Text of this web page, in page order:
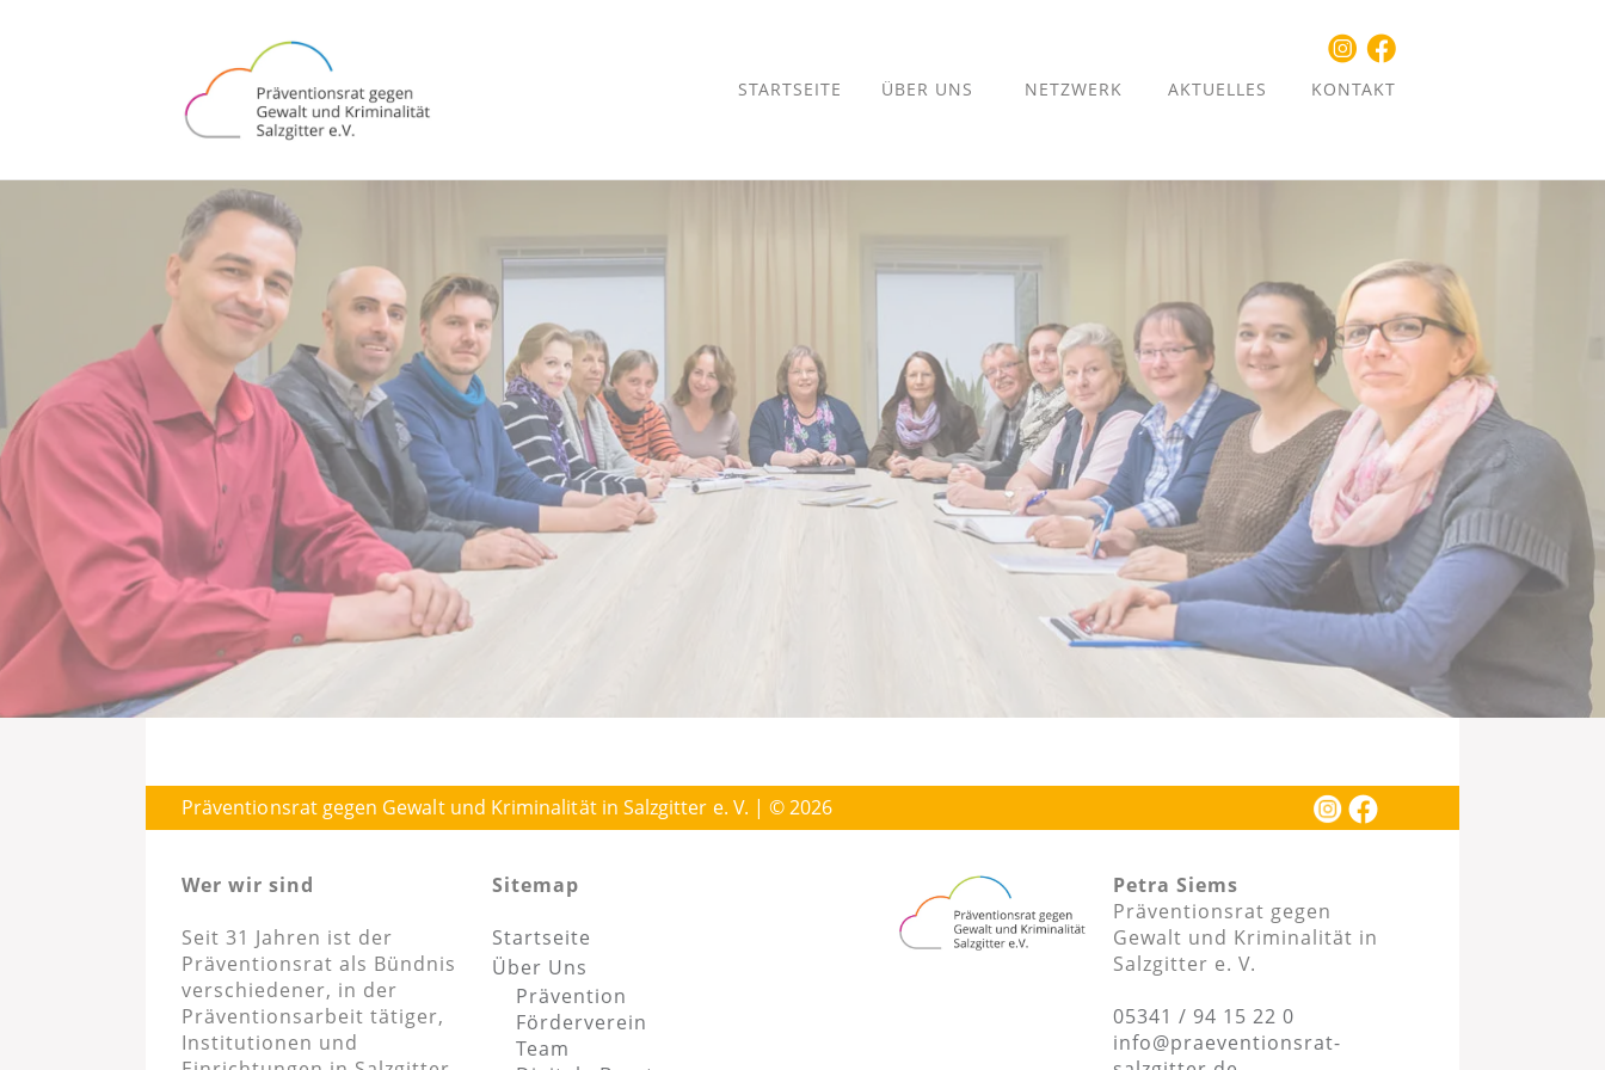
STARTSEITE ÜBER UNS NETZWERK AKTUELLES KONTAKT
Präventionsrat gegen Gewalt und Kriminalität in Salzgitter e. V. | © 2026
Wer wir sind
Seit 31 Jahren ist der
Präventionsrat als Bündnis
verschiedener, in der
Präventionsarbeit tätiger,
Institutionen und
Sitemap
Startseite
Über Uns
Prävention
Förderverein
Team
Petra Siems
Präventionsrat gegen
Gewalt und Kriminalität in
Salzgitter e. V.
05341 / 94 15 22 0
info@praeventionsrat-